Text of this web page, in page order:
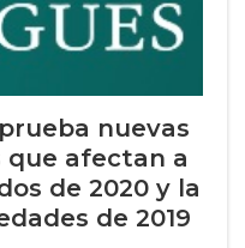
nuevas
afectan a
de 2020 y la
de 2019